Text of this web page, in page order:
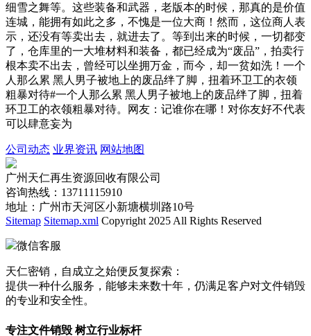
细雪之舞等。这些装备和武器，老版本的时候，那真的是价值
连城，能拥有如此之多，不愧是一位大商！然而，这位商人表
示，还没有等卖出去，就进去了。等到出来的时候，一切都变
了，仓库里的一大堆材料和装备，都已经成为“废品”，拍卖行
根本卖不出去，曾经可以坐拥万金，而今，却一贫如洗！一个
人那么累 黑人男子被地上的废品绊了脚，扭着环卫工的衣领
粗暴对待#一个人那么累 黑人男子被地上的废品绊了脚，扭着
环卫工的衣领粗暴对待。网友：记谁你在哪！对你友好不代表
可以肆意妄为
公司动态 业界资讯 网站地图
广州天仁再生资源回收有限公司
咨询热线：13711115910
地址：广州市天河区小新塘横圳路10号
Sitemap Sitemap.xml Copyright 2025 All Rights Reserved
微信客服
天仁密销，自成立之始便反复探索：
提供一种什么服务，能够未来数十年，仍满足客户对文件销毁
的专业和安全性。
专注文件销毁 树立行业标杆